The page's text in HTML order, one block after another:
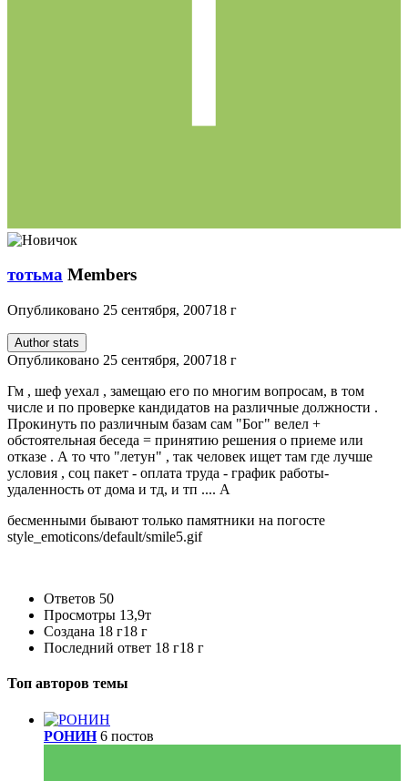
тотьма Members
Опубликовано 25 сентября, 200718 г
Author stats
Опубликовано 25 сентября, 200718 г
Гм , шеф уехал , замещаю его по многим вопросам, в том
числе и по проверке кандидатов на различные должности .
Прокинуть по различным базам сам "Бог" велел +
обстоятельная беседа = принятию решения о приеме или
отказе . А то что "летун" , так человек ищет там где лучше
условия , соц пакет - оплата труда - график работы-
удаленность от дома и тд, и тп .... А
бесменными бывают только памятники на погосте
style_emoticons/default/smile5.gif
Ответов 50
Просмотры 13,9т
Создана 18 г18 г
Последний ответ 18 г18 г
Топ авторов темы
РОНИН 6 постов